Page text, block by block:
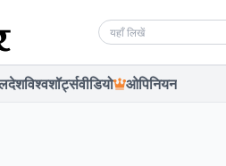
Search news
देशविश्वशॉर्ट्सवीडियो ओपिनियन